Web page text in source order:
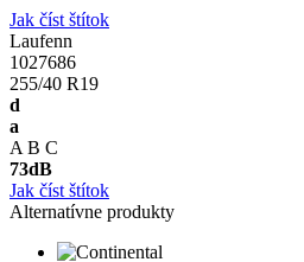
Jak číst štítok
Laufenn
1027686
255/40 R19
d
a
A B C
73dB
Jak číst štítok
Alternatívne produkty